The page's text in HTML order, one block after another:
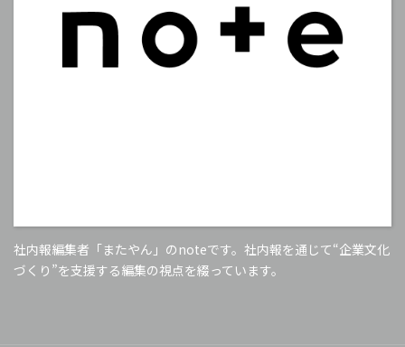
社内報編集者「またやん」のnoteです。社内報を通じて“企業文化
づくり”を支援する編集の視点を綴っています。